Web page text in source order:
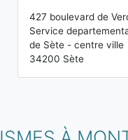
427 boulevard de
Service
de Sète - centre ville
34200 Sète